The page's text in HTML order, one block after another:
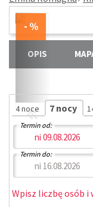
«
OPIS
4 noce 7 nocy
Termin od:
Termin do:
Wpisz liczbę osób i